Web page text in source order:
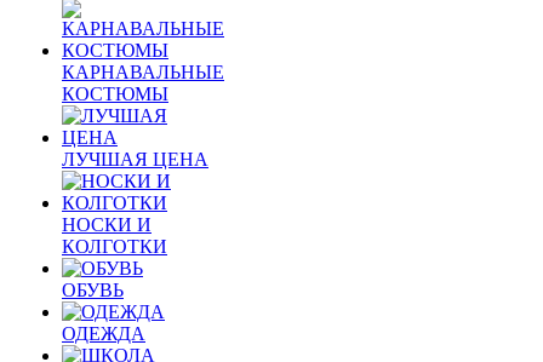
КАРНАВАЛЬНЫЕ
КОСТЮМЫ
ЛУЧШАЯ ЦЕНА
НОСКИ И
КОЛГОТКИ
ОБУВЬ
ОДЕЖДА